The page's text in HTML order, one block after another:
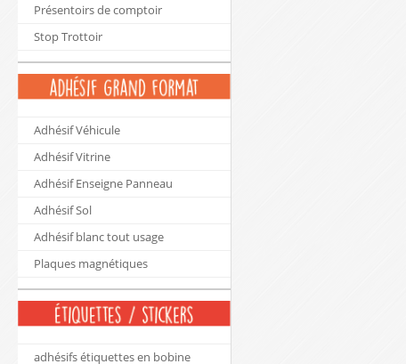
Présentoirs de comptoir
Stop Trottoir
Adhésif Véhicule
Adhésif Vitrine
Adhésif Enseigne Panneau
Adhésif Sol
Adhésif blanc tout usage
Plaques magnétiques
adhésifs étiquettes en bobine